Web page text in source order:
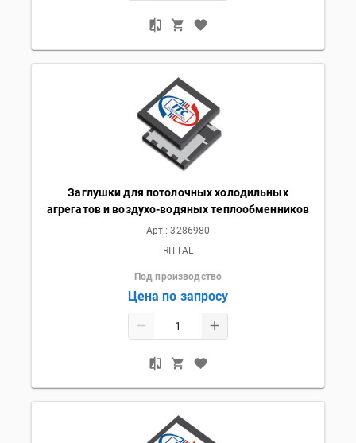
Заглушки для потолочных холодильных
агрегатов и воздухо-водяных теплообменников
Арт.:3286980
RITTAL
Под производство
Цена по запросу